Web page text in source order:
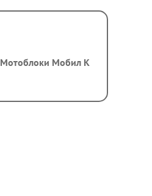
Мотоблоки Мобил К